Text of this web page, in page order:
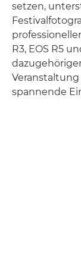
setzen,
R3, EOS R5
spannende